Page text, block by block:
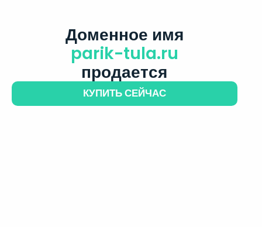
Доменное имя
parik-tula.ru
продается
КУПИТЬ СЕЙЧАС